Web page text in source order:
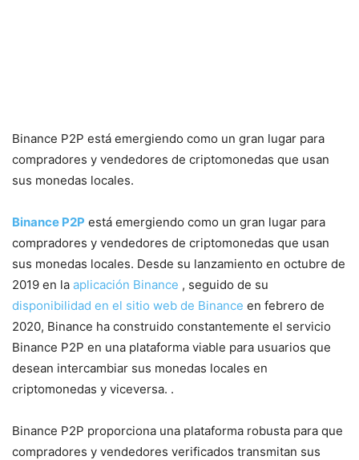
Binance P2P está emergiendo como un gran lugar para
compradores y vendedores de criptomonedas que usan
sus monedas locales.
Binance P2P está emergiendo como un gran lugar para
compradores y vendedores de criptomonedas que usan
sus monedas locales. Desde su lanzamiento en octubre de
2019 en la aplicación Binance , seguido de su
disponibilidad en el sitio web de Binance en febrero de
2020, Binance ha construido constantemente el servicio
Binance P2P en una plataforma viable para usuarios que
desean intercambiar sus monedas locales en
criptomonedas y viceversa. .
Binance P2P proporciona una plataforma robusta para que
compradores y vendedores verificados transmitan sus